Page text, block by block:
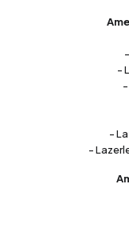
-
-
-
-